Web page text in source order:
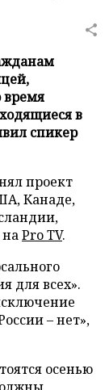
время
в
спикер
проект
Канаде,
наPro TV.
для всех».
– нет»,
осенью